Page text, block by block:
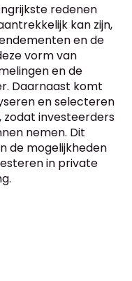
redenen
kan zijn,
en de
vorm van
en de
Daarnaast komt
en selecteren
zodat investeerders
nemen. Dit
de mogelijkheden
in private